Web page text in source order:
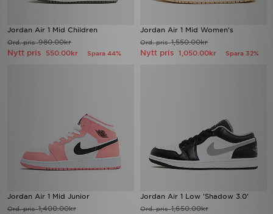
Jordan Air 1 Mid Children
Ord. pris980.00kr
Nytt pris 550.00kr Spara 44%
Jordan Air 1 Mid Women's
Ord. pris1,550.00kr
Nytt pris 1,050.00kr Spara 32%
Jordan Air 1 Mid Junior
Ord. pris1,400.00kr
Jordan Air 1 Low 'Shadow 3.0'
Ord. pris1,650.00kr